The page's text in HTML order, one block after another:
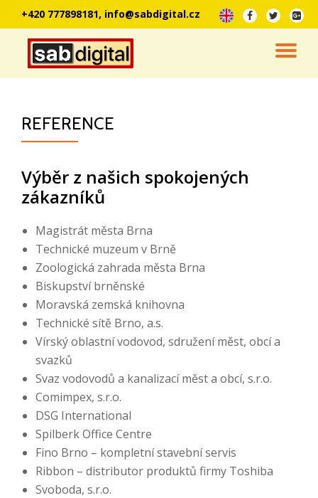
+420 777898181, info@sabdigital.cz
fa-
align-
fa-
facebook
fa-
twitter
fa-
plus-
REFERENCE
Výběr z našich spokojených
zákazníků
Magistrát města Brna
Technické muzeum v Brně
Zoologická zahrada města Brna
Biskupství brněnské
Moravská zemská knihovna
Technické sítě Brno, a.s.
Vírský oblastní vodovod, sdružení měst, obcí a
svazků
Svaz vodovodů a kanalizací měst a obcí, s.r.o.
Comimpex, s.r.o.
DSG International
Spilberk Office Centre
Fino Brno – kompletní stavební servis
Ribbon – distributor produktů firmy Toshiba
Svoboda, s.r.o.